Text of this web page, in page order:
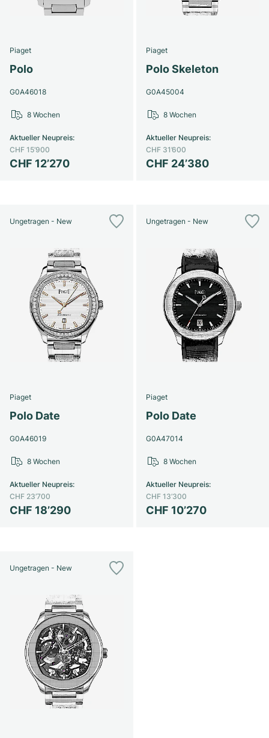
Damenuhren
Damenuhren
Piaget
Polo
G0A46018
CHF 12’270
Aktueller Neupreis:
CHF 15’900
8 Wochen
Piaget
Polo Skeleton
G0A45004
CHF 24’380
Aktueller Neupreis:
CHF 31’600
8 Wochen
Ungetragen - New
Piaget
Polo Date
G0A46019
CHF 18’290
Aktueller Neupreis:
CHF 23’700
8 Wochen
Ungetragen - New
Piaget
Polo Date
G0A47014
CHF 10’270
Aktueller Neupreis:
CHF 13’300
8 Wochen
Ungetragen - New